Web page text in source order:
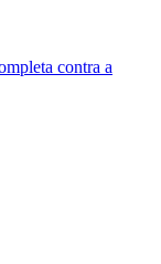
contra a